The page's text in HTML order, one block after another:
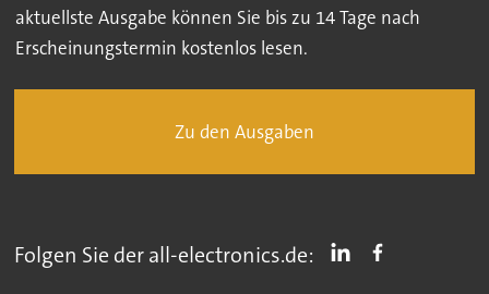
aktuellste Ausgabe können Sie bis zu 14 Tage nach
Erscheinungstermin kostenlos lesen.
Zu den Ausgaben
Folgen Sie der all-electronics.de: